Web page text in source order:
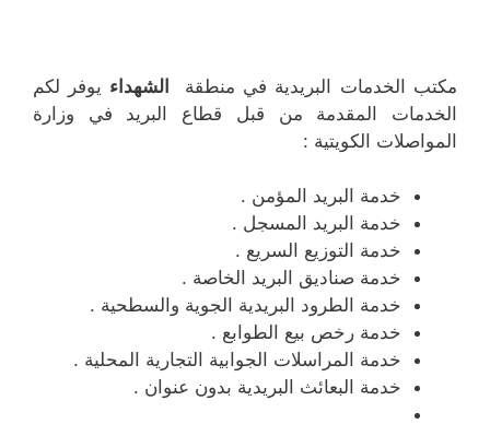
مكتب الخدمات البريدية في منطقة الشهداء يوفر لكم
الخدمات المقدمة من قبل قطاع البريد في وزارة
المواصلات الكويتية :
خدمة البريد المؤمن .
خدمة البريد المسجل .
خدمة التوزيع السريع .
خدمة صناديق البريد الخاصة .
خدمة الطرود البريدية الجوية والسطحية .
خدمة رخص بيع الطوابع .
خدمة المراسلات الجوابية التجارية المحلية .
خدمة البعائث البريدية بدون عنوان .